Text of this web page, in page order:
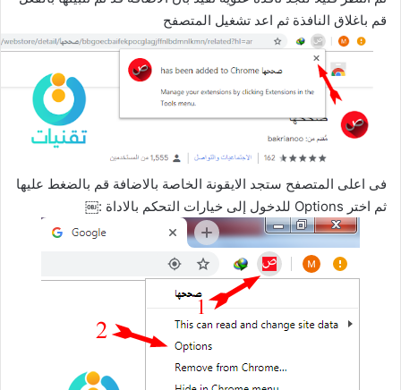
قم باغلاق النافذة ثم اعد تشغيل المتصفح
فى اعلى المتصفح ستجد الايقونة الخاصة بالاضافة قم بالضغط عليها
ثم اختر Options للدخول إلى خيارات التحكم بالاداة :￼